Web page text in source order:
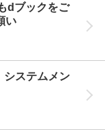
dブックをご
い
システムメン